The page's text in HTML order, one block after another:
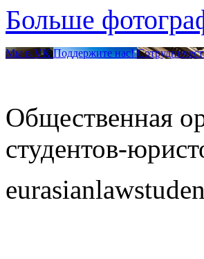
Больше
Мы в VK Поддержите нас!
Общественная
студентов-